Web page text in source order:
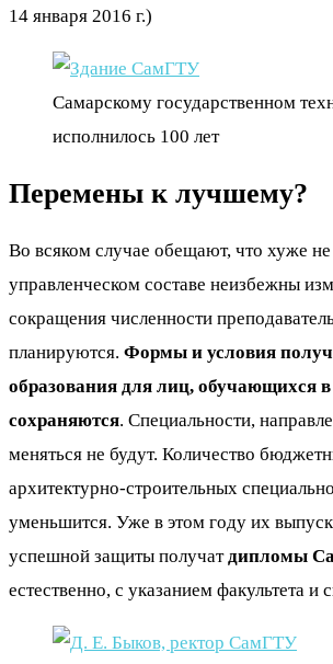
14 января 2016 г.)
Самарскому государственном
исполнилось 100 лет
Перемены к лучшему?
Во всяком случае обещают, что хуже не
управленческом составе неизбежны
сокращения численности
планируются. Формы и условия
образования для лиц, обучающихся
сохраняются. Специальности,
меняться не будут. Количество
архитектурно-строительных
уменьшится. Уже в этом году их
успешной защиты получатдипломы
естественно, с указанием факультета и